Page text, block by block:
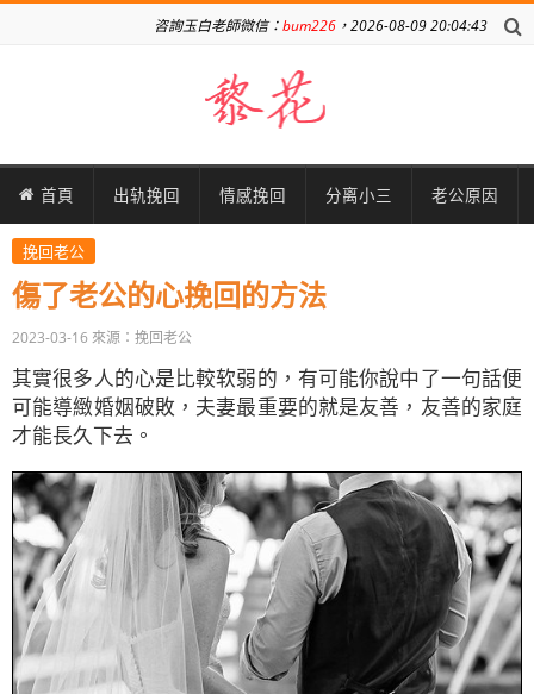
咨詢玉白老師微信：bum226 ，2026-08-09 20:04:43
首頁 出轨挽回 情感挽回 分离小三 老公原因
挽回老公
傷了老公的心挽回的方法
2023-03-16 來源：挽回老公
其實很多人的心是比較软弱的，有可能你說中了一句話便
可能導緻婚姻破敗，夫妻最重要的就是友善，友善的家庭
才能長久下去。